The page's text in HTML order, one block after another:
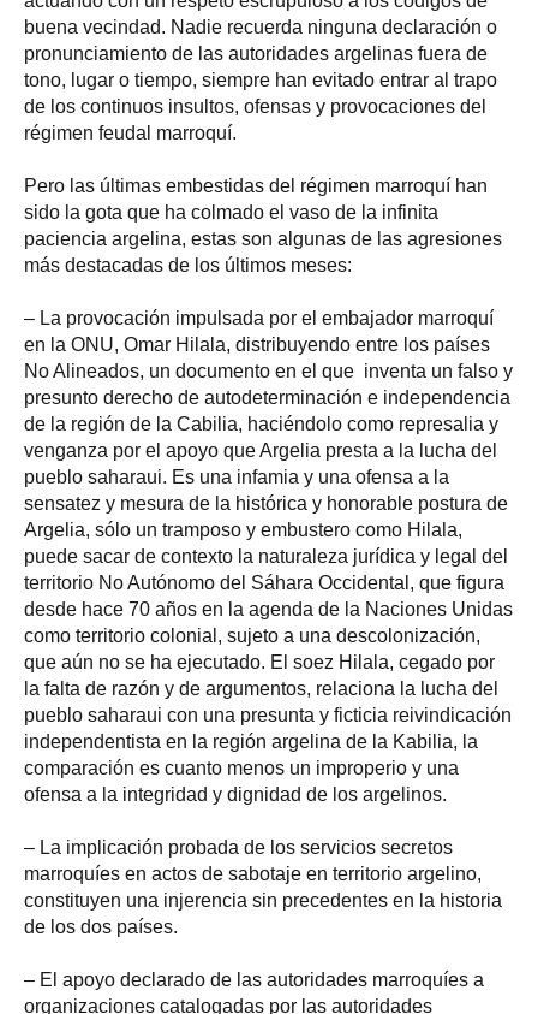
buena vecindad. Nadie recuerda ninguna declaración o
pronunciamiento de las autoridades argelinas fuera de
tono, lugar o tiempo, siempre han evitado entrar al trapo
de los continuos insultos, ofensas y provocaciones del
régimen feudal marroquí.
Pero las últimas embestidas del régimen marroquí han
sido la gota que ha colmado el vaso de la infinita
paciencia argelina, estas son algunas de las agresiones
más destacadas de los últimos meses:
– La provocación impulsada por el embajador marroquí
en la ONU, Omar Hilala, distribuyendo entre los países
No Alineados, un documento en el que inventa un falso y
presunto derecho de autodeterminación e independencia
de la región de la Cabilia, haciéndolo como represalia y
venganza por el apoyo que Argelia presta a la lucha del
pueblo saharaui. Es una infamia y una ofensa a la
sensatez y mesura de la histórica y honorable postura de
Argelia, sólo un tramposo y embustero como Hilala,
puede sacar de contexto la naturaleza jurídica y legal del
territorio No Autónomo del Sáhara Occidental, que figura
desde hace 70 años en la agenda de la Naciones Unidas
como territorio colonial, sujeto a una descolonización,
que aún no se ha ejecutado. El soez Hilala, cegado por
la falta de razón y de argumentos, relaciona la lucha del
pueblo saharaui con una presunta y ficticia reivindicación
independentista en la región argelina de la Kabilia, la
comparación es cuanto menos un improperio y una
ofensa a la integridad y dignidad de los argelinos.
– La implicación probada de los servicios secretos
marroquíes en actos de sabotaje en territorio argelino,
constituyen una injerencia sin precedentes en la historia
de los dos países.
– El apoyo declarado de las autoridades marroquíes a
organizaciones catalogadas por las autoridades